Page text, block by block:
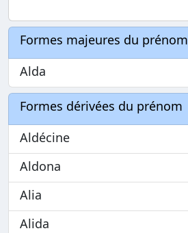
Formes majeures du prénom
Alda
Formes dérivées du prénom
Aldécine
Aldona
Alia
Alida